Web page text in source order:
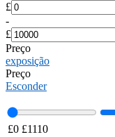
£
-
£
Preço
exposição
Preço
Esconder
£0 £1110